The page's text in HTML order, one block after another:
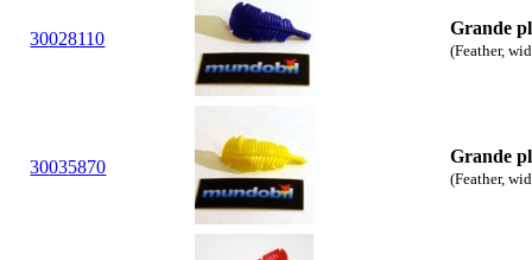
30028110
Grande
(Feather,
30035870
Grande
(Feather,